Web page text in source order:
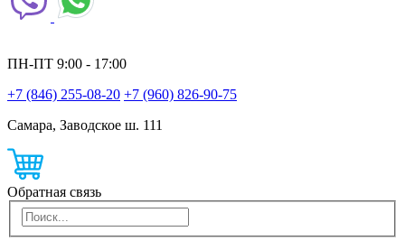
ПН-ПТ 9:00 - 17:00
+7 (846) 255-08-20 +7 (960) 826-90-75
Самара, Заводское ш. 111
Обратная связь